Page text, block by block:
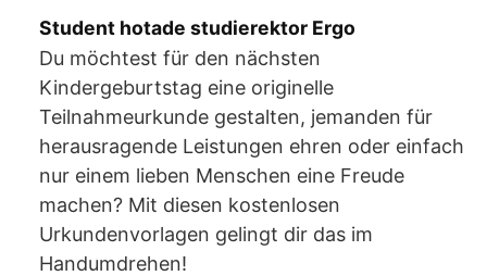
Student hotade studierektor Ergo
Du möchtest für den nächsten
Kindergeburtstag eine originelle
Teilnahmeurkunde gestalten, jemanden für
herausragende Leistungen ehren oder einfach
nur einem lieben Menschen eine Freude
machen? Mit diesen kostenlosen
Urkundenvorlagen gelingt dir das im
Handumdrehen!